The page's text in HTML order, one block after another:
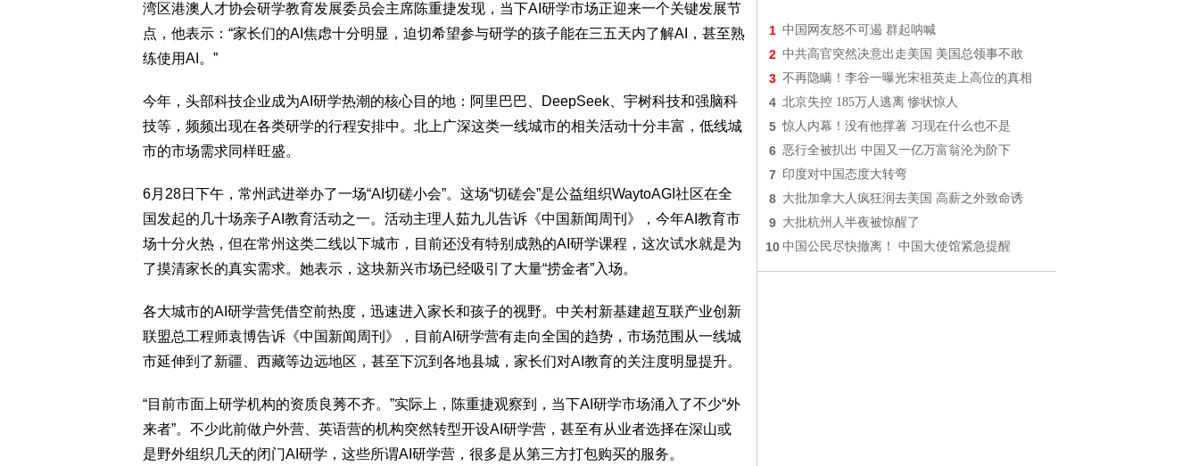
湾区港澳人才协会研学教育发展委员会主席陈重捷发现，当下AI研学市场正迎来一个关键发展节
点，他表示：“家长们的AI焦虑十分明显，迫切希望参与研学的孩子能在三五天内了解AI，甚至熟
练使用AI。”
今年，头部科技企业成为AI研学热潮的核心目的地：阿里巴巴、DeepSeek、宇树科技和强脑科
技等，频频出现在各类研学的行程安排中。北上广深这类一线城市的相关活动十分丰富，低线城
市的市场需求同样旺盛。
6月28日下午，常州武进举办了一场“AI切磋小会”。这场“切磋会”是公益组织WaytoAGI社区在全
国发起的几十场亲子AI教育活动之一。活动主理人茹九儿告诉《中国新闻周刊》，今年AI教育市
场十分火热，但在常州这类二线以下城市，目前还没有特别成熟的AI研学课程，这次试水就是为
了摸清家长的真实需求。她表示，这块新兴市场已经吸引了大量“捞金者”入场。
各大城市的AI研学营凭借空前热度，迅速进入家长和孩子的视野。中关村新基建超互联产业创新
联盟总工程师袁博告诉《中国新闻周刊》，目前AI研学营有走向全国的趋势，市场范围从一线城
市延伸到了新疆、西藏等边远地区，甚至下沉到各地县城，家长们对AI教育的关注度明显提升。
“目前市面上研学机构的资质良莠不齐。”实际上，陈重捷观察到，当下AI研学市场涌入了不少“外
来者”。不少此前做户外营、英语营的机构突然转型开设AI研学营，甚至有从业者选择在深山或
是野外组织几天的闭门AI研学，这些所谓AI研学营，很多是从第三方打包购买的服务。
1 中国网友怒不可遏 群起呐喊
2 中共高官突然决意出走美国 美国总领事不敢
3 不再隐瞒！李谷一曝光宋祖英走上高位的真相
4 北京失控 185万人逃离 惨状惊人
5 惊人内幕！没有他撑著 习现在什么也不是
6 恶行全被扒出 中国又一亿万富翁沦为阶下
7 印度对中国态度大转弯
8 大批加拿大人疯狂润去美国 高薪之外致命诱
9 大批杭州人半夜被惊醒了
10 中国公民尽快撤离！ 中国大使馆紧急提醒